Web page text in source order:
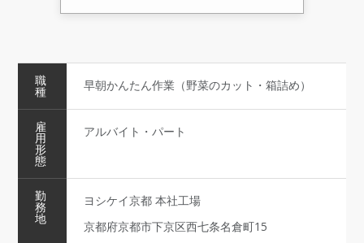
職
種 早朝かんたん作業（野菜のカット・箱詰め）
雇
用
形
態
アルバイト・パート
勤
務
地
ヨシケイ京都 本社工場
京都府京都市下京区西七条名倉町15